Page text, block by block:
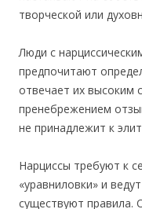
творческой или
Люди с
предпочитают
отвечает их высоким
пренебрежением
не принадлежит к
Нарциссы требуют к
«уравниловки» и
существуют правила.